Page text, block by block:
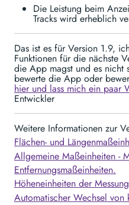
Die Leistung beim
Tracks wird erheblich
Das ist es für Version 1.9,
Funktionen für die nächste
die App magst und es nicht
bewerte die App oder
hier und lass mich ein paar
Entwickler
Weitere Informationen zur
Flächen- und
Allgemeine Maßeinheiten -
Entfernungsmaßeinheiten.
Höheneinheiten der
Automatischer Wechsel